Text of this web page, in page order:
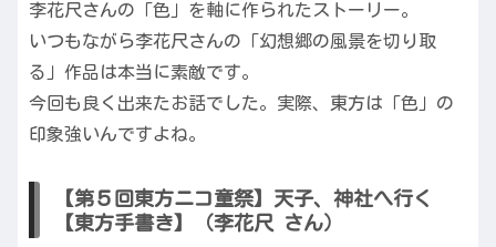
李花尺さんの「色」を軸に作られたストーリー。
いつもながら李花尺さんの「幻想郷の風景を切り取
る」作品は本当に素敵です。
今回も良く出来たお話でした。実際、東方は「色」の
印象強いんですよね。
【第５回東方ニコ童祭】天子、神社へ行く
【東方手書き】（李花尺 さん）